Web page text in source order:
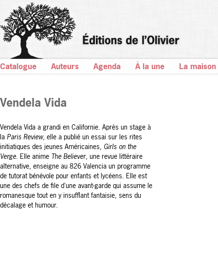
Catalogue Auteurs Agenda À la une La maison
Vendela Vida
Vendela Vida a grandi en Californie. Après un stage à
la Paris Review, elle a publié un essai sur les rites
initiatiques des jeunes Américaines, Girls on the
Verge. Elle anime The Believer, une revue littéraire
alternative, enseigne au 826 Valencia un programme
de tutorat bénévole pour enfants et lycéens. Elle est
une des chefs de file d'une avant-garde qui assume le
romanesque tout en y insufflant fantaisie, sens du
décalage et humour.